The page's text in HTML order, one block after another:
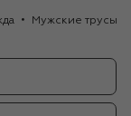
Мужские трусы